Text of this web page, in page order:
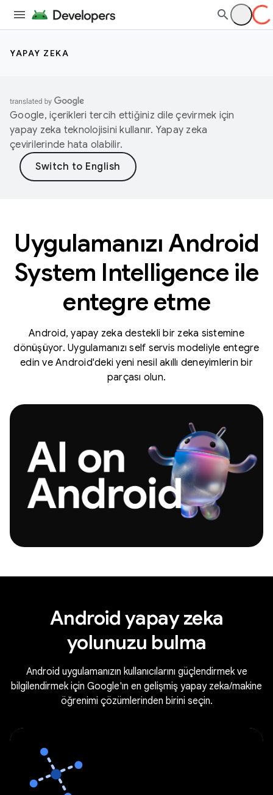
YAPAY ZEKA
Google, içerikleri tercih ettiğiniz dile çevirmek için
yapay zeka teknolojisini kullanır. Yapay zeka
çevirilerinde hata olabilir.
Uygulamanızı Android
System Intelligence ile
entegre etme
Android, yapay zeka destekli bir zeka sistemine
dönüşüyor. Uygulamanızı self servis modeliyle entegre
edin ve Android'deki yeni nesil akıllı deneyimlerin bir
parçası olun.
Android yapay zeka
yolunuzu bulma
Android uygulamanızın kullanıcılarını güçlendirmek ve
bilgilendirmek için Google'ın en gelişmiş yapay zeka/makine
öğrenimi çözümlerinden birini seçin.